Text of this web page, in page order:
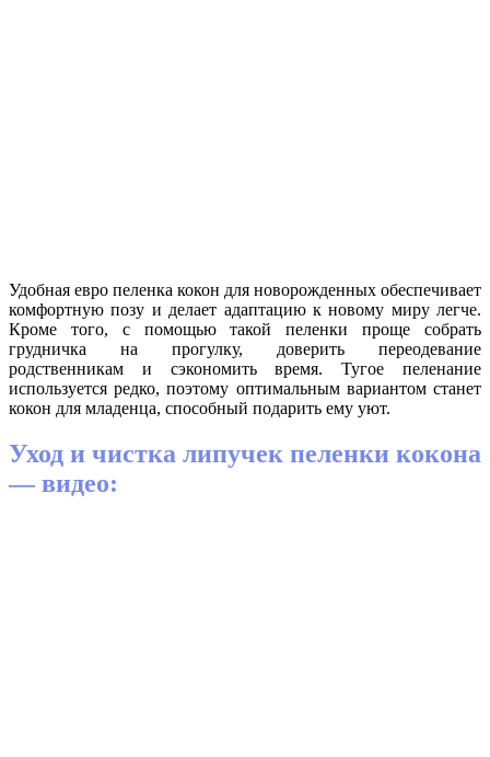
Удобная евро пеленка кокон для новорожденных обеспечивает
комфортную позу и делает адаптацию к новому миру легче.
Кроме того, с помощью такой пеленки проще собрать
грудничка на прогулку, доверить переодевание
родственникам и сэкономить время. Тугое пеленание
используется редко, поэтому оптимальным вариантом станет
кокон для младенца, способный подарить ему уют.
Уход и чистка липучек пеленки кокона
— видео: